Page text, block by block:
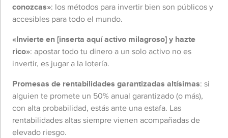
conozcas»: los métodos para invertir bien son públicos y
accesibles para todo el mundo.
«Invierte en [inserta aquí activo milagroso] y hazte
rico»: apostar todo tu dinero a un solo activo no es
invertir, es jugar a la lotería.
Promesas de rentabilidades garantizadas altísimas: si
alguien te promete un 50% anual garantizado (o más),
con alta probabilidad, estás ante una estafa. Las
rentabilidades altas siempre vienen acompañadas de
elevado riesgo.